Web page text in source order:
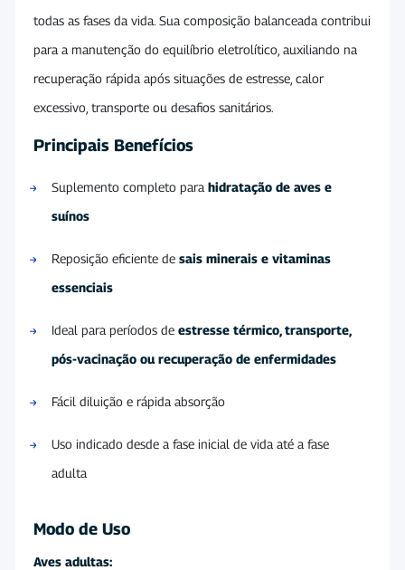
todas as fases da vida. Sua composição balanceada contribui
para a manutenção do equilíbrio eletrolítico, auxiliando na
recuperação rápida após situações de estresse, calor
excessivo, transporte ou desafios sanitários.
Principais Benefícios
Suplemento completo para hidratação de aves e
suínos
Reposição eficiente de sais minerais e vitaminas
essenciais
Ideal para períodos de estresse térmico, transporte,
pós-vacinação ou recuperação de enfermidades
Fácil diluição e rápida absorção
Uso indicado desde a fase inicial de vida até a fase
adulta
Modo de Uso
Aves adultas: